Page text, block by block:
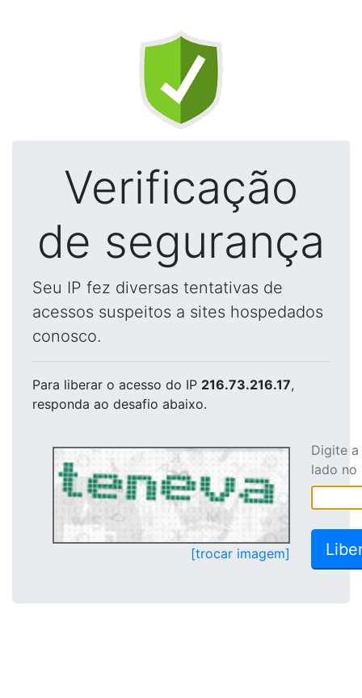
Verificação
de segurança
Seu IP fez diversas tentativas de
acessos suspeitos a sites hospedados
conosco.
Para liberar o acesso do IP 216.73.216.17,
responda ao desafio abaixo.
[trocar imagem]
Digite
lado no